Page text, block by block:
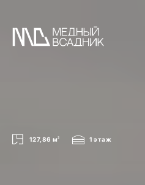
127,86 м2 1 этаж